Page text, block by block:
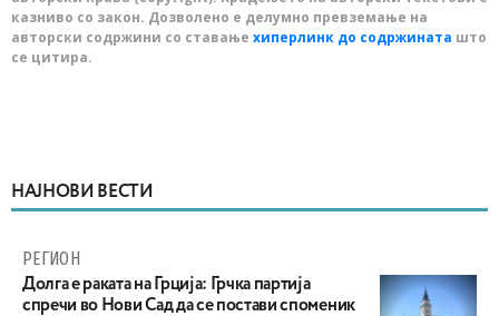
казниво со закон. Дозволено е делумно превземање на
авторски содржини со ставање хиперлинк до содржината што
се цитира.
НАЈНОВИ ВЕСТИ
РЕГИОН
Долга е раката на Грција: Грчка партија
спречи во Нови Сад да се постави споменик